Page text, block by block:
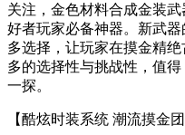
关注，金色材料合成金装
好者玩家必备神器。新武
多选择，让玩家在摸金精
多的选择性与挑战性，值
一探。
【酷炫时装系统 潮流摸金团